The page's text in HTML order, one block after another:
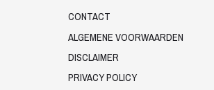
CONTACT
ALGEMENE VOORWAARDEN
DISCLAIMER
PRIVACY POLICY